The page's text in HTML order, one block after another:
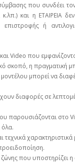
που συνδέει
και η ΕΤΑΙΡΕΙΑ
ή
Video που
σκοπό, η πραγματική
μπορεί να
διαφορές σε
παρουσιάζονται στο
όλα.
τεχνικά
που υποστηρίζει η